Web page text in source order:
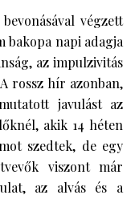
végzett
bakopa napi adagja
az impulzivitás
rossz hír azonban,
javulást az
akik 14 héten
szedtek, de egy
viszont már
az alvás és a